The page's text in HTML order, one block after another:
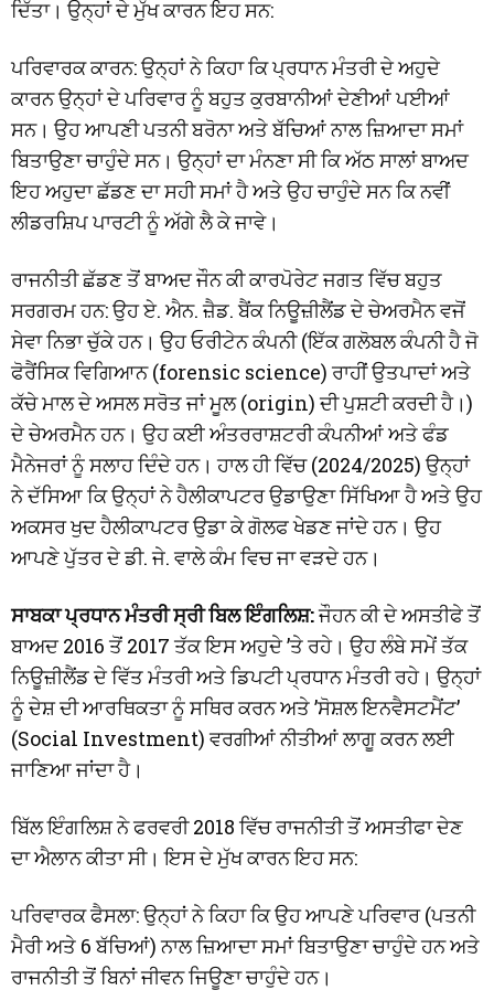
ਦਿੱਤਾ। ਉਨ੍ਹਾਂ ਦੇ ਮੁੱਖ ਕਾਰਨ ਇਹ ਸਨ:
ਪਰਿਵਾਰਕ ਕਾਰਨ: ਉਨ੍ਹਾਂ ਨੇ ਕਿਹਾ ਕਿ ਪ੍ਰਧਾਨ ਮੰਤਰੀ ਦੇ ਅਹੁਦੇ
ਕਾਰਨ ਉਨ੍ਹਾਂ ਦੇ ਪਰਿਵਾਰ ਨੂੰ ਬਹੁਤ ਕੁਰਬਾਨੀਆਂ ਦੇਣੀਆਂ ਪਈਆਂ
ਸਨ। ਉਹ ਆਪਣੀ ਪਤਨੀ ਬਰੋਨਾ ਅਤੇ ਬੱਚਿਆਂ ਨਾਲ ਜ਼ਿਆਦਾ ਸਮਾਂ
ਬਿਤਾਉਣਾ ਚਾਹੁੰਦੇ ਸਨ। ਉਨ੍ਹਾਂ ਦਾ ਮੰਨਣਾ ਸੀ ਕਿ ਅੱਠ ਸਾਲਾਂ ਬਾਅਦ
ਇਹ ਅਹੁਦਾ ਛੱਡਣ ਦਾ ਸਹੀ ਸਮਾਂ ਹੈ ਅਤੇ ਉਹ ਚਾਹੁੰਦੇ ਸਨ ਕਿ ਨਵੀਂ
ਲੀਡਰਸ਼ਿਪ ਪਾਰਟੀ ਨੂੰ ਅੱਗੇ ਲੈ ਕੇ ਜਾਵੇ।
ਰਾਜਨੀਤੀ ਛੱਡਣ ਤੋਂ ਬਾਅਦ ਜੌਨ ਕੀ ਕਾਰਪੋਰੇਟ ਜਗਤ ਵਿੱਚ ਬਹੁਤ
ਸਰਗਰਮ ਹਨ: ਉਹ ਏ. ਐਨ. ਜ਼ੈਡ. ਬੈਂਕ ਨਿਊਜ਼ੀਲੈਂਡ ਦੇ ਚੇਅਰਮੈਨ ਵਜੋਂ
ਸੇਵਾ ਨਿਭਾ ਚੁੱਕੇ ਹਨ। ਉਹ ਓਰੀਟੇਨ ਕੰਪਨੀ (ਇੱਕ ਗਲੋਬਲ ਕੰਪਨੀ ਹੈ ਜੋ
ਫੋਰੈਂਸਿਕ ਵਿਗਿਆਨ (forensic science) ਰਾਹੀਂ ਉਤਪਾਦਾਂ ਅਤੇ
ਕੱਚੇ ਮਾਲ ਦੇ ਅਸਲ ਸਰੋਤ ਜਾਂ ਮੂਲ (origin) ਦੀ ਪੁਸ਼ਟੀ ਕਰਦੀ ਹੈ।)
ਦੇ ਚੇਅਰਮੈਨ ਹਨ। ਉਹ ਕਈ ਅੰਤਰਰਾਸ਼ਟਰੀ ਕੰਪਨੀਆਂ ਅਤੇ ਫੰਡ
ਮੈਨੇਜਰਾਂ ਨੂੰ ਸਲਾਹ ਦਿੰਦੇ ਹਨ। ਹਾਲ ਹੀ ਵਿੱਚ (2024/2025) ਉਨ੍ਹਾਂ
ਨੇ ਦੱਸਿਆ ਕਿ ਉਨ੍ਹਾਂ ਨੇ ਹੈਲੀਕਾਪਟਰ ਉਡਾਉਣਾ ਸਿੱਖਿਆ ਹੈ ਅਤੇ ਉਹ
ਅਕਸਰ ਖੁਦ ਹੈਲੀਕਾਪਟਰ ਉਡਾ ਕੇ ਗੋਲਫ ਖੇਡਣ ਜਾਂਦੇ ਹਨ। ਉਹ
ਆਪਣੇ ਪੁੱਤਰ ਦੇ ਡੀ. ਜੇ. ਵਾਲੇ ਕੰਮ ਵਿਚ ਜਾ ਵੜਦੇ ਹਨ।
ਸਾਬਕਾ ਪ੍ਰਧਾਨ ਮੰਤਰੀ ਸ੍ਰੀ ਬਿਲ ਇੰਗਲਿਸ਼:ਜੌਹਨ ਕੀ ਦੇ ਅਸਤੀਫੇ ਤੋਂ
ਬਾਅਦ 2016 ਤੋਂ 2017 ਤੱਕ ਇਸ ਅਹੁਦੇ ’ਤੇ ਰਹੇ। ਉਹ ਲੰਬੇ ਸਮੇਂ ਤੱਕ
ਨਿਊਜ਼ੀਲੈਂਡ ਦੇ ਵਿੱਤ ਮੰਤਰੀ ਅਤੇ ਡਿਪਟੀ ਪ੍ਰਧਾਨ ਮੰਤਰੀ ਰਹੇ। ਉਨ੍ਹਾਂ
ਨੂੰ ਦੇਸ਼ ਦੀ ਆਰਥਿਕਤਾ ਨੂੰ ਸਥਿਰ ਕਰਨ ਅਤੇ ’ਸੋਸ਼ਲ ਇਨਵੈਸਟਮੈਂਟ’
(Social Investment) ਵਰਗੀਆਂ ਨੀਤੀਆਂ ਲਾਗੂ ਕਰਨ ਲਈ
ਜਾਣਿਆ ਜਾਂਦਾ ਹੈ।
ਬਿੱਲ ਇੰਗਲਿਸ਼ ਨੇ ਫਰਵਰੀ 2018 ਵਿੱਚ ਰਾਜਨੀਤੀ ਤੋਂ ਅਸਤੀਫਾ ਦੇਣ
ਦਾ ਐਲਾਨ ਕੀਤਾ ਸੀ। ਇਸ ਦੇ ਮੁੱਖ ਕਾਰਨ ਇਹ ਸਨ:
ਪਰਿਵਾਰਕ ਫੈਸਲਾ: ਉਨ੍ਹਾਂ ਨੇ ਕਿਹਾ ਕਿ ਉਹ ਆਪਣੇ ਪਰਿਵਾਰ (ਪਤਨੀ
ਮੈਰੀ ਅਤੇ 6 ਬੱਚਿਆਂ) ਨਾਲ ਜ਼ਿਆਦਾ ਸਮਾਂ ਬਿਤਾਉਣਾ ਚਾਹੁੰਦੇ ਹਨ ਅਤੇ
ਰਾਜਨੀਤੀ ਤੋਂ ਬਿਨਾਂ ਜੀਵਨ ਜਿਊਣਾ ਚਾਹੁੰਦੇ ਹਨ।